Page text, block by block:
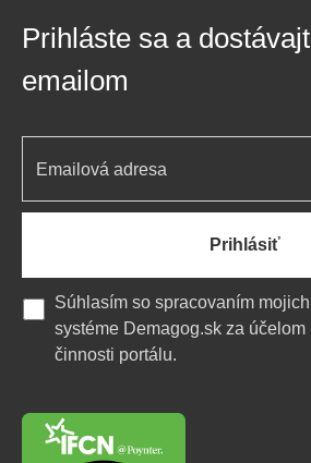
Prihláste sa a
emailom
Prihlásiť
Súhlasím so spracovaním mojich
systéme Demagog.sk za
činnosti portálu.